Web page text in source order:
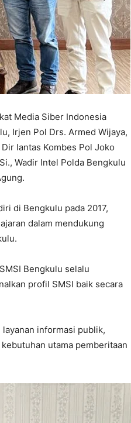
Media Siber Indonesia
Irjen Pol Drs. Armed Wijaya,
lantas Kombes Pol Joko
Wadir Intel Polda Bengkulu
di Bengkulu pada 2017,
dalam mendukung
Bengkulu selalu
profil SMSI baik secara
informasi publik,
utama pemberitaan